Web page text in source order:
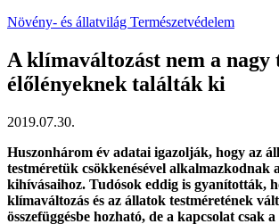
Növény- és állatvilág Természetvédelem
A klímaváltozást nem a nagy
élőlényeknek találták ki
2019.07.30.
Huszonhárom év adatai igazolják, hogy az
testméretük csökkenésével alkalmazkodnak
kihívásaihoz. Tudósok eddig is gyanították,
klímaváltozás és az állatok testméretének
összefüggésbe hozható, de a kapcsolat csak